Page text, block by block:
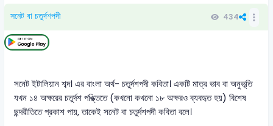
সনেট বা চতুর্দশপদী 434
সনেট ইটালিয়ান শব্দ। এর বাংলা অর্থ- চতুর্দশপদী কবিতা। একটি মাত্র ভাব বা অনুভূতি
যখন ১৪ অক্ষরের চতুর্দশ পঙ্ক্তিতে (কখনো কখনো ১৮ অক্ষরও ব্যবহৃত হয়) বিশেষ
ছন্দরীতিতে প্রকাশ পায়, তাকেই সনেট বা চতুর্দশপদী কবিতা বলে।